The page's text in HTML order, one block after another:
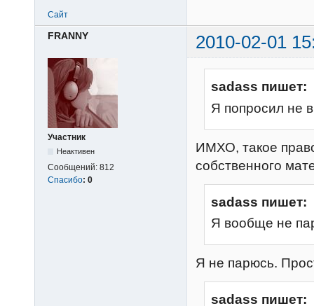
Сайт
FRANNY 2010-02-01
Участник
Неактивен
Сообщений: 812
Спасибо: 0
sadass пишет:
Я попросил не
ИМХО, такое
собственного
sadass пишет:
Я вообще не
Я не парюсь.
sadass пишет: